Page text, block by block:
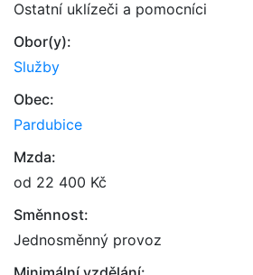
Ostatní uklízeči a pomocníci
Obor(y):
Služby
Obec:
Pardubice
Mzda:
od 22 400 Kč
Směnnost:
Jednosměnný provoz